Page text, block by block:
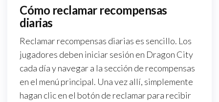
Cómo reclamar recompensas
diarias
Reclamar recompensas diarias es sencillo. Los
jugadores deben iniciar sesión en Dragon City
cada día y navegar a la sección de recompensas
en el menú principal. Una vez allí, simplemente
hagan clic en el botón de reclamar para recibir